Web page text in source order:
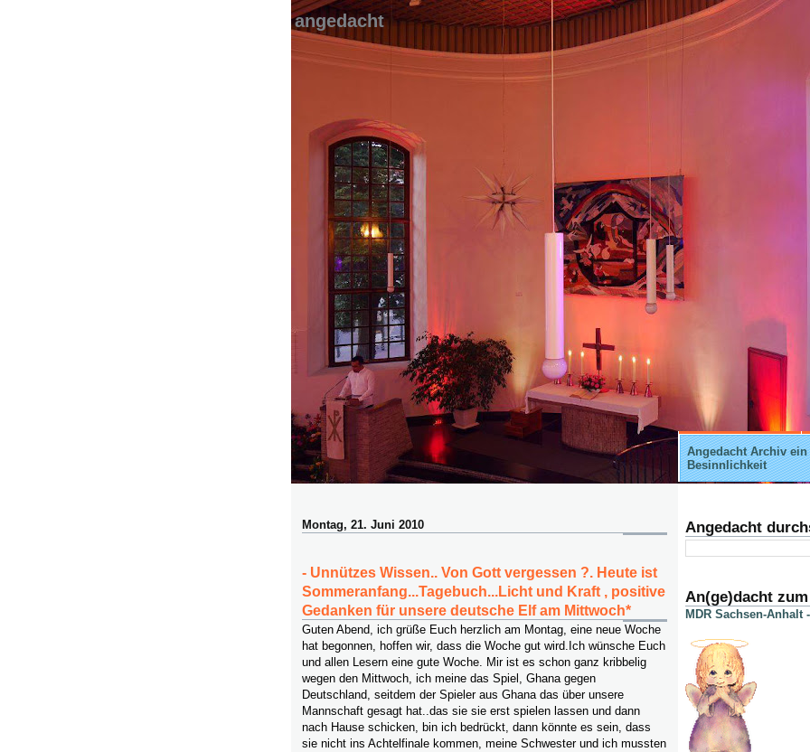
angedacht
Angedacht Archiv
Besinnlichkeit
Montag, 21. Juni 2010
- Unnützes Wissen.. Von Gott vergessen ?. Heute ist
Sommeranfang...Tagebuch...Licht und Kraft , positive
Gedanken für unsere deutsche Elf am Mittwoch*
Guten Abend, ich grüße Euch herzlich am Montag, eine neue Woche
hat begonnen, hoffen wir, dass die Woche gut wird.Ich wünsche Euch
und allen Lesern eine gute Woche. Mir ist es schon ganz kribbelig
wegen den Mittwoch, ich meine das Spiel, Ghana gegen
Deutschland, seitdem der Spieler aus Ghana das über unsere
Mannschaft gesagt hat..das sie sie erst spielen lassen und dann
nach Hause schicken, bin ich bedrückt, dann könnte es sein, dass
sie nicht ins Achtelfinale kommen, meine Schwester und ich mussten
Angedacht
An(ge)dacht
MDR Sachsen-Anhalt